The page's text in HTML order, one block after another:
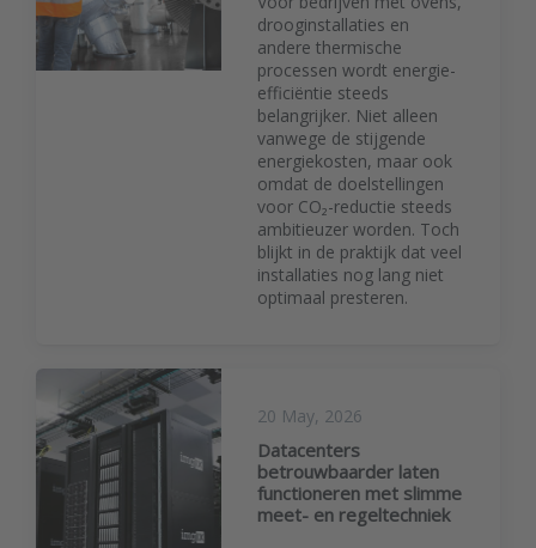
drooginstallaties en
andere thermische
processen wordt energie-
efficiëntie steeds
belangrijker. Niet alleen
vanwege de stijgende
energiekosten, maar ook
omdat de doelstellingen
voor CO₂-reductie steeds
ambitieuzer worden. Toch
blijkt in de praktijk dat veel
installaties nog lang niet
optimaal presteren.
20 May, 2026
Datacenters
betrouwbaarder laten
functioneren met slimme
meet- en regeltechniek